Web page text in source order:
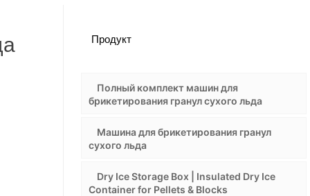
Продукт
Полный комплект машин для
брикетирования гранул сухого льда
Машина для брикетирования гранул
сухого льда
Dry Ice Storage Box | Insulated Dry Ice
Container for Pellets & Blocks